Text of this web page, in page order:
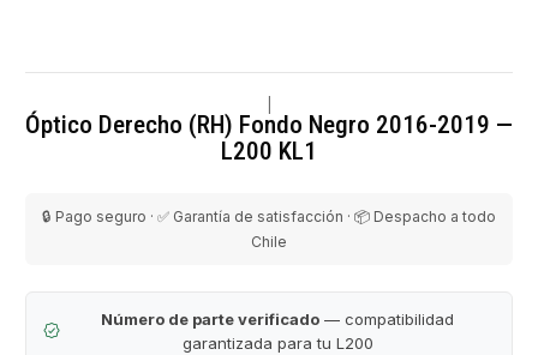
Óptico Derecho (RH) Fondo Negro 2016-2019 —
L200 KL1
🔒 Pago seguro · ✅ Garantía de satisfacción · 📦 Despacho a todo
Chile
Número de parte verificado — compatibilidad
garantizada para tu L200